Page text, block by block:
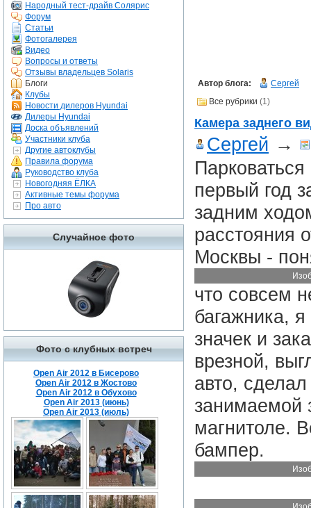
Народный тест-драйв Солярис
Форум
Статьи
Фотогалерея
Видео
Вопросы и ответы
Отзывы владельцев Solaris
Блоги
Клубы
Новости дилеров Hyundai
Дилеры Hyundai
Доска объявлений
Участники клуба
Другие автоклубы
Правила форума
Руководство клуба
Новогодняя ЁЛКА
Активные темы форума
Про авто
Случайное фото
Фото с клубных встреч
Open Air 2012 в Бисерово
Open Air 2012 в Жостово
Open Air 2012 в Обухово
Open Air 2013 (июнь)
Open Air 2013 (июль)
Автор блога:
Сергей
Все рубрики (1)
Камера заднего
Сергей →
первый год
задним
расстояния
Москвы -
что совсем
багажника,
значек и
врезной,
авто,
занимаемой
магнитоле.
бампер.